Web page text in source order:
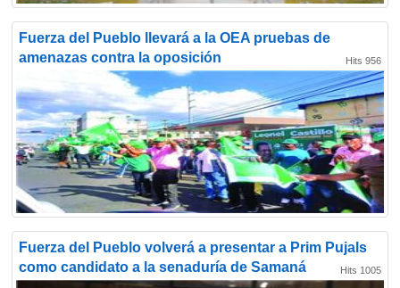
Fuerza del Pueblo llevará a la OEA pruebas de
amenazas contra la oposición
Hits 956
Fuerza del Pueblo volverá a presentar a Prim Pujals
como candidato a la senaduría de Samaná
Hits 1005